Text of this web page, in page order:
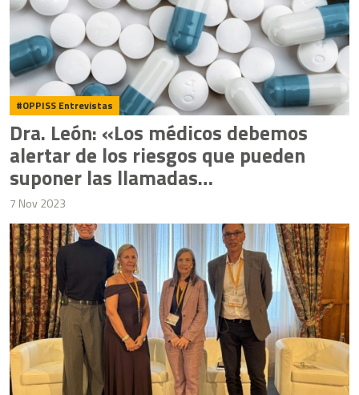
OPPISS Entrevistas
Dra. León: «Los médicos debemos
alertar de los riesgos que pueden
suponer las llamadas
pseudoterapias»
7 Nov 2023